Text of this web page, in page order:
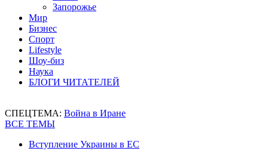
Запорожье
Мир
Бизнес
Спорт
Lifestyle
Шоу-биз
Наука
БЛОГИ ЧИТАТЕЛЕЙ
СПЕЦТЕМА: Война в Иране
ВСЕ ТЕМЫ
Вступление Украины в ЕС